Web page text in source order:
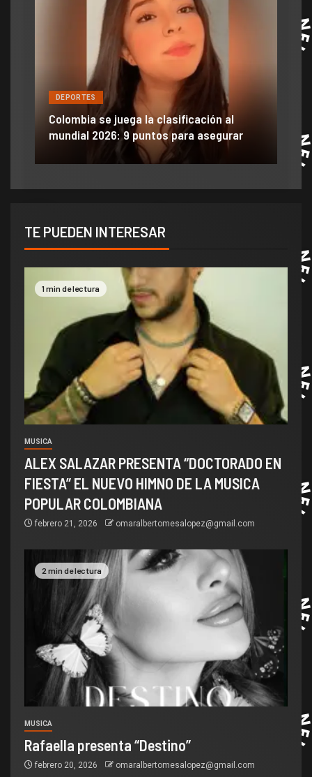
DEPORTES
Colombia se juega la clasificación al
mundial 2026: 9 puntos para asegurar
TE PUEDEN INTERESAR
1 min de lectura
MUSICA
ALEX SALAZAR PRESENTA “DOCTORADO EN
FIESTA” EL NUEVO HIMNO DE LA MUSICA
POPULAR COLOMBIANA
febrero 21, 2026 omaralbertomesalopez@gmail.com
2 min de lectura
MUSICA
Rafaella presenta “Destino”
febrero 20, 2026 omaralbertomesalopez@gmail.com